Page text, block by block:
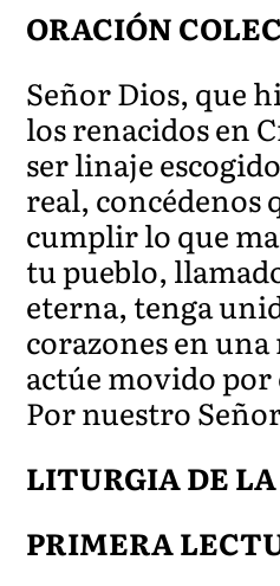
ORACIÓN
Señor Dios, que
los renacidos en
ser linaje
real, concédenos
cumplir lo que
tu pueblo,
eterna, tenga
corazones en
actúe movido
Por nuestro
LITURGIA DE
PRIMERA